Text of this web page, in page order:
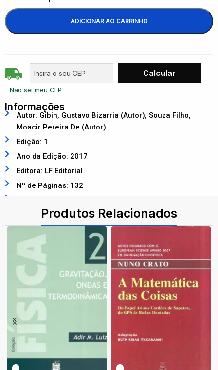
ADICIONAR AO CARRINHO
Não sei meu CEP
Informações
Autor: Gibin, Gustavo Bizarria (Autor), Souza Filho,
Moacir Pereira De (Autor)
Edição: 1
Ano da Edição: 2017
Editora: LF Editorial
Nº de Páginas: 132
Produtos Relacionados